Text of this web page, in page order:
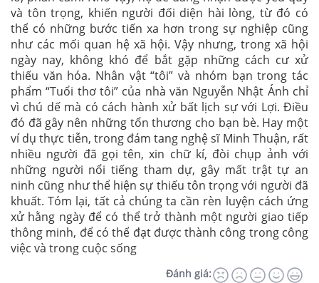
và tôn trọng, khiến người đối diện hài lòng, từ đó có
thể có những bước tiến xa hơn trong sự nghiệp cũng
như các mối quan hệ xã hội. Vậy nhưng, trong xã hội
ngày nay, không khó để bắt gặp những cách cư xử
thiếu văn hóa. Nhân vật “tôi” và nhóm bạn trong tác
phẩm “Tuổi thơ tôi” của nhà văn Nguyễn Nhật Ánh chỉ
vì chú dế mà có cách hành xử bất lịch sự với Lợi. Điều
đó đã gây nên những tổn thương cho bạn bè. Hay một
ví dụ thực tiễn, trong đám tang nghệ sĩ Minh Thuận, rất
nhiều người đã gọi tên, xin chữ kí, đòi chụp ảnh với
những người nổi tiếng tham dự, gây mất trật tự an
ninh cũng như thể hiện sự thiếu tôn trọng với người đã
khuất. Tóm lại, tất cả chúng ta cần rèn luyện cách ứng
xử hằng ngày để có thể trở thành một người giao tiếp
thông minh, để có thể đạt được thành công trong công
việc và trong cuộc sống
Đánh giá: